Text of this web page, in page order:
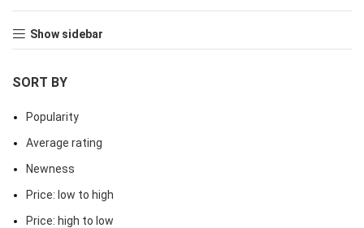
Show sidebar
SORT BY
Popularity
Average rating
Newness
Price: low to high
Price: high to low